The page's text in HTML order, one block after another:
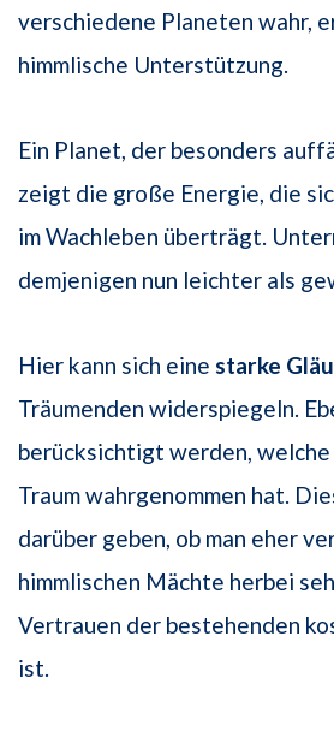
verschiedene Planeten wahr,
himmlische Unterstützung.
Ein Planet, der besonders
zeigt die große Energie, die
im Wachleben überträgt.
demjenigen nun leichter als
Hier kann sich eine starke
Träumenden widerspiegeln.
berücksichtigt werden, welche
Traum wahrgenommen hat.
darüber geben, ob man eher
himmlischen Mächte herbei
Vertrauen der bestehenden
ist.